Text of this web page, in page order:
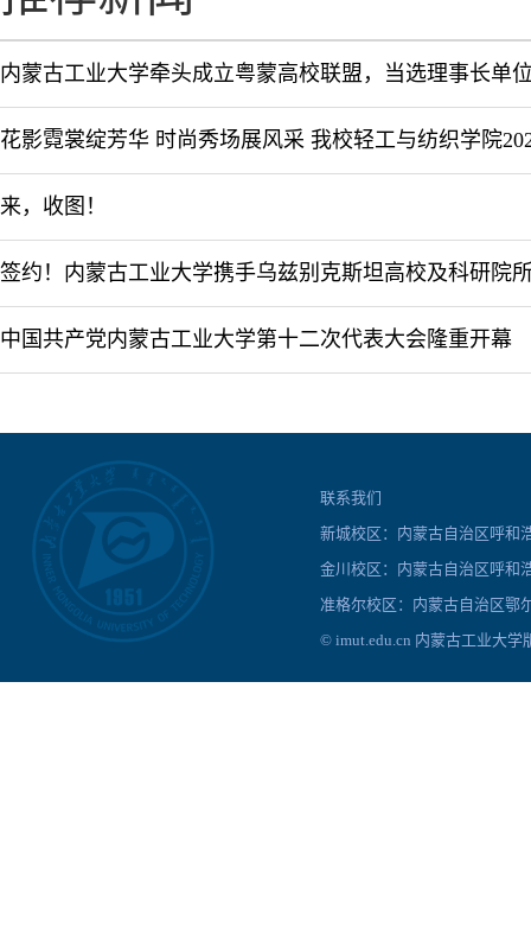
内蒙古工业大学牵头成立粤蒙高校联盟，当选理事长单
来，收图！
中国共产党内蒙古工业大学第十二次代表大会隆重开幕
联系我们
新城校区：内蒙古自治区呼
金川校区：内蒙古自治区呼
准格尔校区：内蒙古自治区
© imut.edu.cn 内蒙古工业大